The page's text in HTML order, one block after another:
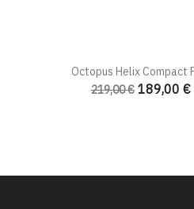
Octopus Helix Compact
219,00 € 189,00 €